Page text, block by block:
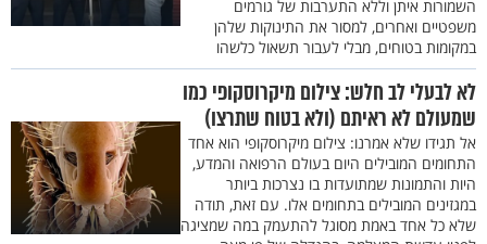
השמורות איתן וללא התערבות של גורמים
משפטיים ואחרים, למסור את התינוקות שלהן
במקומות בטוחים, מבלי לעבור תשאול כלשהו
לא לבעלי לב חלש: צילום מיקרוסקופי כמו
שמעולם לא ראיתם (ולא בטוח שתרצו)
אל תגידו שלא אמרנו: צילום מיקרוסקופי הוא אחד
התחומים המובילים היום בעולם הרפואה והמדע,
היות והתמונות שמתועדות בו נצרכות ביותר
במגזינים המובילים בתחומים אלו. עם זאת, תודה
שלא כל אחד באמת מסוגל להתעמק במה שמציגה